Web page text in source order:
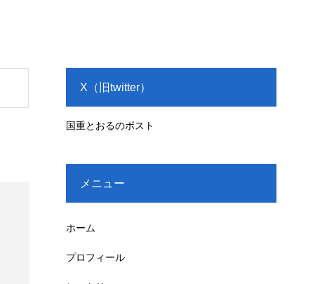
X（旧twitter）
国重とおるのポスト
メニュー
ホーム
プロフィール